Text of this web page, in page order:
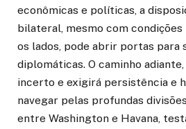
econômicas e políticas, a
bilateral, mesmo com
os lados, pode abrir portas para
diplomáticas. O caminho
incerto e exigirá persistência e
navegar pelas profundas
entre Washington e Havana,